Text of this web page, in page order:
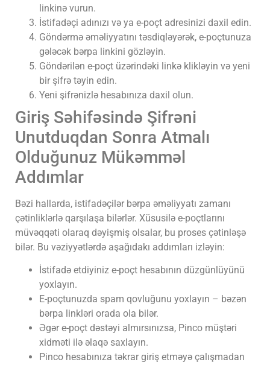
linkinə vurun.
İstifadəçi adınızı və ya e-poçt adresinizi daxil edin.
Göndərmə əməliyyatını təsdiqləyərək, e-poçtunuza
gələcək bərpa linkini gözləyin.
Göndərilən e-poçt üzərindəki linkə klikləyin və yeni
bir şifrə təyin edin.
Yeni şifrənizlə hesabınıza daxil olun.
Giriş Səhifəsində Şifrəni
Unutduqdan Sonra Atmalı
Olduğunuz Mükəmməl
Addımlar
Bəzi hallarda, istifadəçilər bərpa əməliyyatı zamanı
çətinliklərlə qarşılaşa bilərlər. Xüsusilə e-poçtlarını
müvəqqəti olaraq dəyişmiş olsalar, bu proses çətinləşə
bilər. Bu vəziyyətlərdə aşağıdakı addımları izləyin:
İstifadə etdiyiniz e-poçt hesabının düzgünlüyünü
yoxlayın.
E-poçtunuzda spam qovluğunu yoxlayın – bəzən
bərpa linkləri orada ola bilər.
Əgər e-poçt dəstəyi almırsınızsa, Pinco müştəri
xidməti ilə əlaqə saxlayın.
Pinco hesabınıza təkrar giriş etməyə çalışmadan